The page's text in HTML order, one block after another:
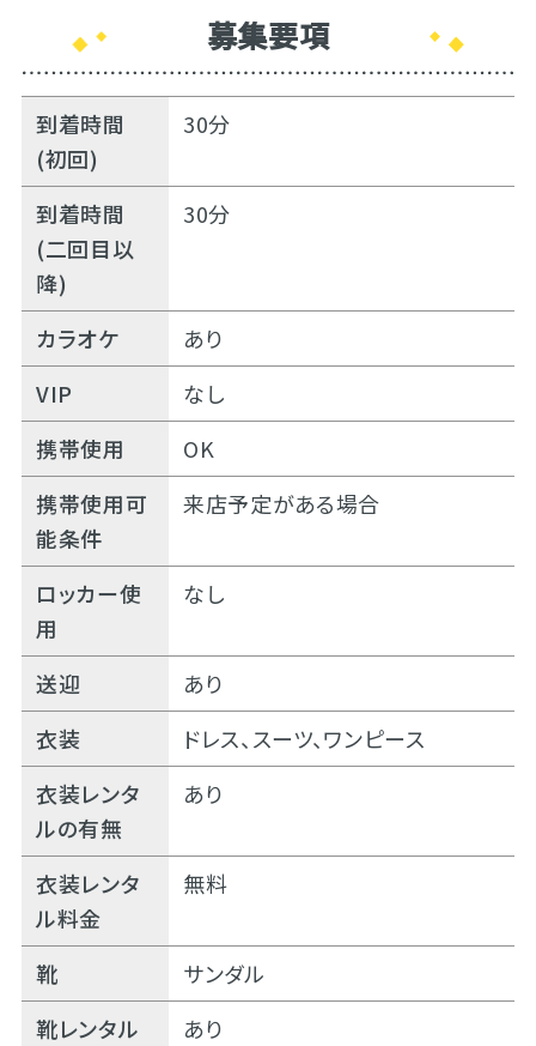
募集要項
到着時間
(初回)
30分
到着時間
(二回目以
降)
30分
カラオケ
あり
VIP
なし
携帯使用
OK
携帯使用可
能条件
来店予定がある場合
ロッカー使
用
なし
送迎
あり
衣装
ドレス、スーツ、ワンピース
衣装レンタ
ルの有無
あり
衣装レンタ
ル料金
無料
靴
サンダル
靴レンタル
あり